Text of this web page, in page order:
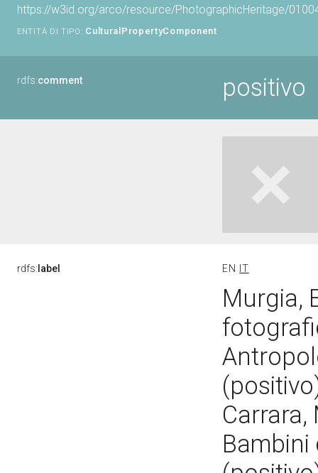
https://w3id.org/arco/resource/PhotographicHeritage/
ENTITÀ DI TIPO: CulturalPropertyComponent
rdfs:comment positivo
rdfs: label EN IT
Murgia,
Carrara,
Bambini